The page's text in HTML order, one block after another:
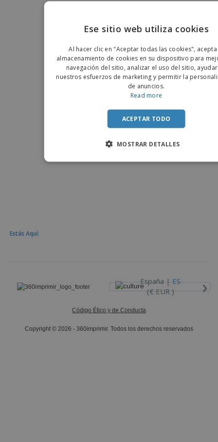
Estás Aquí:
España |ES
(€ EUR )
›
Código Ético y de Conducta
Copyright © 2026 - 360imprimir. Todos los derechos reservados
Ese sitio web utiliza cookies
Al hacer clic en "Aceptar todas las cookies",
almacenamiento de cookies en su dispositivo para
navegación del sitio, analizar el uso del sitio,
nuestros esfuerzos de marketing y permitir la
de anuncios.
Read more
ACEPTAR TODO
MOSTRAR DETALLES